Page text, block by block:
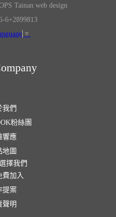
Tainan web design
6+2899813
▼
我們
粉絲團
響應
地圖
擇我們
費加入
提案
聲明